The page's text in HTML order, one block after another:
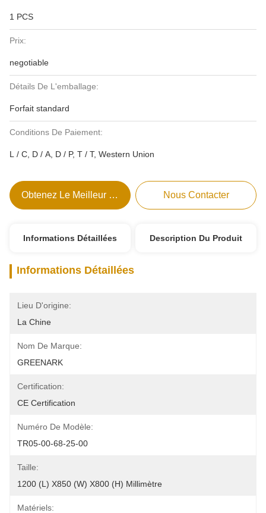
1 PCS
Prix:
negotiable
Détails De L'emballage:
Forfait standard
Conditions De Paiement:
L / C, D / A, D / P, T / T, Western Union
Obtenez Le Meilleur Prix Nous Contacter
Informations Détaillées Description Du Produit
Informations Détaillées
Lieu D'origine:
La Chine
Nom De Marque:
GREENARK
Certification:
CE Certification
Numéro De Modèle:
TR05-00-68-25-00
Taille:
1200 (L) X850 (W) X800 (H) Millimètre
Matériels: